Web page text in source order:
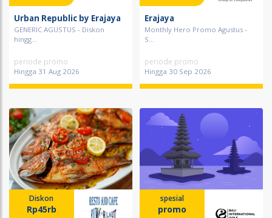
Urban Republic by Erajaya
GENERIC AGUSTUS - Diskon
hingg...
periode promo
Hingga 31 Aug 2026
Erajaya
Monthly Hero Promo Agustus -
S...
periode promo
Hingga 30 Sep 2026
Diskon
Rp45rb
spesial
promo